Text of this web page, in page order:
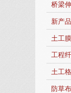
桥梁
新产品
土工
工程
土工
防草布